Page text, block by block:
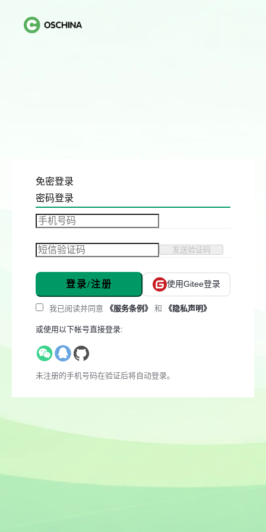
免密登录
密码登录
发送验证码
登录/注册 使用Gitee登录
我已阅读并同意 《服务条例》 和 《隐私声明》
或使用以下帐号直接登录:
未注册的手机号码在验证后将自动登录。